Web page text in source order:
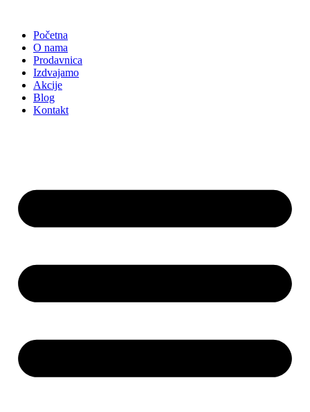
sadržajPočetna
O nama
Prodavnica
Izdvajamo
Akcije
Blog
Kontakt